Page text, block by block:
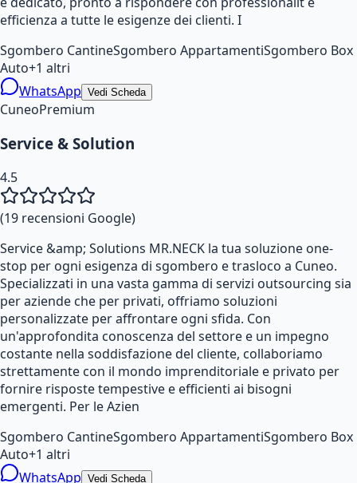
efficienza a tutte le esigenze dei clienti. I
Sgombero CantineSgombero AppartamentiSgombero Box
Auto+1 altri
WhatsApp Vedi Scheda
CuneoPremium
Service & Solution
4.5
(19 recensioni Google)
Service &amp; Solutions MR.NECK la tua soluzione one-
stop per ogni esigenza di sgombero e trasloco a Cuneo.
Specializzati in una vasta gamma di servizi outsourcing sia
per aziende che per privati, offriamo soluzioni
personalizzate per affrontare ogni sfida. Con
un'approfondita conoscenza del settore e un impegno
costante nella soddisfazione del cliente, collaboriamo
strettamente con il mondo imprenditoriale e privato per
fornire risposte tempestive e efficienti ai bisogni
emergenti. Per le Azien
Sgombero CantineSgombero AppartamentiSgombero Box
Auto+1 altri
WhatsApp Vedi Scheda